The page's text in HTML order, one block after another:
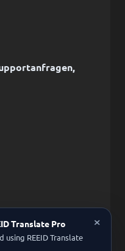
×
Translate Pro
using REEID Translate